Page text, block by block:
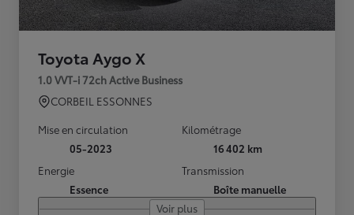
Toyota Aygo X
1.0 VVT-i 72ch Active Business
CORBEIL ESSONNES
Mise en circulation
05-2023
Kilométrage
16 402 km
Energie
Essence
Transmission
Boîte manuelle
Voir plus